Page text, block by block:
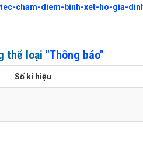
cham-diem-binh-xet-ho-gia-
thể loại "Thông báo"
Số kí hiệu